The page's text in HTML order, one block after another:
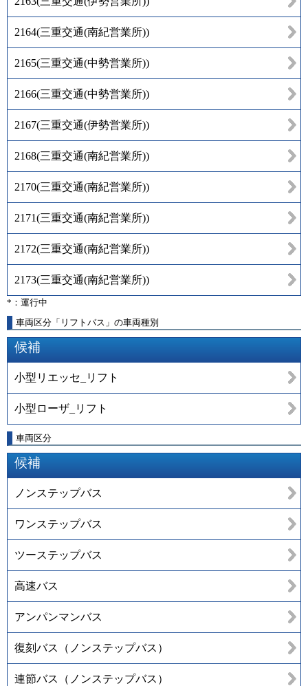
2164(三重交通(南紀営業所))
2165(三重交通(中勢営業所))
2166(三重交通(中勢営業所))
2167(三重交通(伊勢営業所))
2168(三重交通(南紀営業所))
2170(三重交通(南紀営業所))
2171(三重交通(南紀営業所))
2172(三重交通(南紀営業所))
2173(三重交通(南紀営業所))
*：運行中
車両区分「リフトバス」の車両種別
候補
小型リエッセ_リフト
小型ローザ_リフト
車両区分
候補
ノンステップバス
ワンステップバス
ツーステップバス
高速バス
アンパンマンバス
復刻バス（ノンステップバス）
連節バス（ノンステップバス）